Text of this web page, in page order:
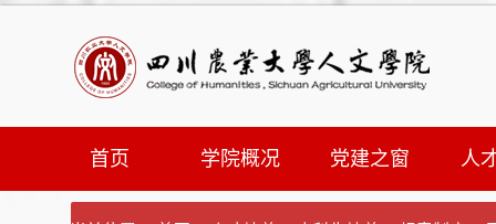
首页 学院概况 党建之窗 人